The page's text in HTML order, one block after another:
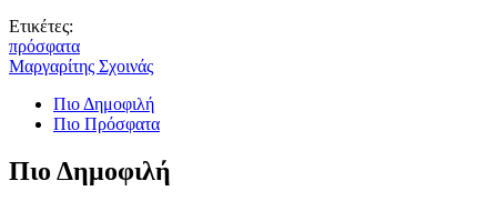
Ετικέτες:
πρόσφατα
Μαργαρίτης Σχοινάς
Πιο Δημοφιλή
Πιο Πρόσφατα
Πιο Δημοφιλή